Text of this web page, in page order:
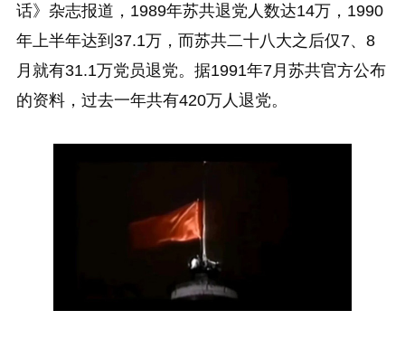
话》杂志报道，1989年苏共退党人数达14万，1990
年上半年达到37.1万，而苏共二十八大之后仅7、8
月就有31.1万党员退党。据1991年7月苏共官方公布
的资料，过去一年共有420万人退党。